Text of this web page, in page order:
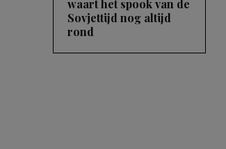
waart het spook van de
Sovjettijd nog altijd
rond